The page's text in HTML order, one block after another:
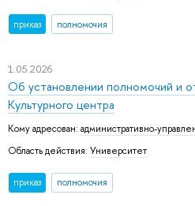
приказ полномочия
1.05.2026
Об установлении полномочий и
Культурного центра
Кому адресован: административно-
Область действия: Университет
приказ полномочия